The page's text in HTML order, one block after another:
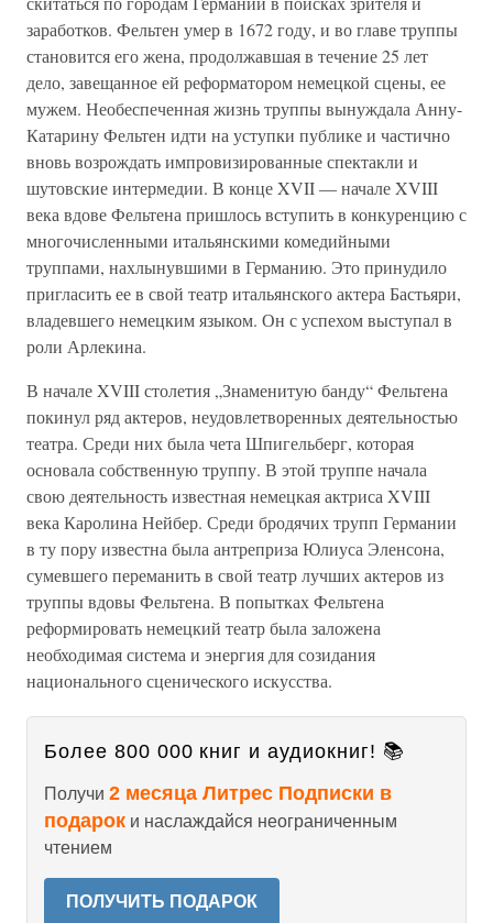
заработков. Фельтен умер в 1672 году, и во главе труппы
становится его жена, продолжавшая в течение 25 лет
дело, завещанное ей реформатором немецкой сцены, ее
мужем. Необеспеченная жизнь труппы вынуждала Анну-
Катарину Фельтен идти на уступки публике и частично
вновь возрождать импровизированные спектакли и
шутовские интермедии. В конце XVII — начале XVIII
века вдове Фельтена пришлось вступить в конкуренцию с
многочисленными итальянскими комедийными
труппами, нахлынувшими в Германию. Это принудило
пригласить ее в свой театр итальянского актера Бастьяри,
владевшего немецким языком. Он с успехом выступал в
роли Арлекина.
В начале XVIII столетия „Знаменитую банду“ Фельтена
покинул ряд актеров, неудовлетворенных деятельностью
театра. Среди них была чета Шпигельберг, которая
основала собственную труппу. В этой труппе начала
свою деятельность известная немецкая актриса XVIII
века Каролина Нейбер. Среди бродячих трупп Германии
в ту пору известна была антреприза Юлиуса Эленсона,
сумевшего переманить в свой театр лучших актеров из
труппы вдовы Фельтена. В попытках Фельтена
реформировать немецкий театр была заложена
необходимая система и энергия для созидания
национального сценического искусства.
Более 800 000 книг и аудиокниг! 📚
Получи 2 месяца Литрес Подписки в
подарок и наслаждайся неограниченным
чтением
ПОЛУЧИТЬ ПОДАРОК